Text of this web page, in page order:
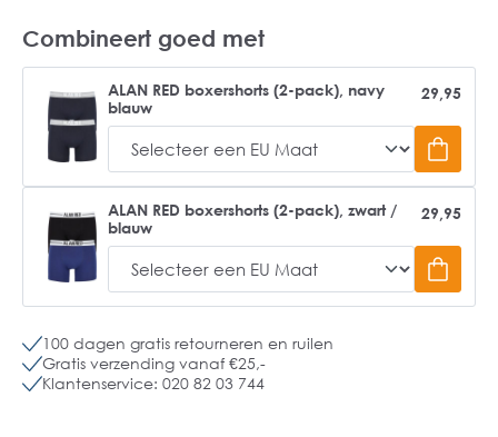
Combineert goed met
ALAN RED boxershorts (2-pack), navy
blauw
29,95
ALAN RED boxershorts (2-pack), zwart /
blauw
29,95
100 dagen gratis retourneren en ruilen
Gratis verzending vanaf €25,-
Klantenservice: 020 82 03 744